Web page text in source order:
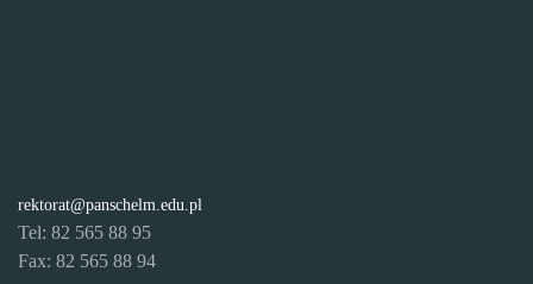
rektorat@panschelm.edu.pl
Tel: 82 565 88 95
Fax: 82 565 88 94